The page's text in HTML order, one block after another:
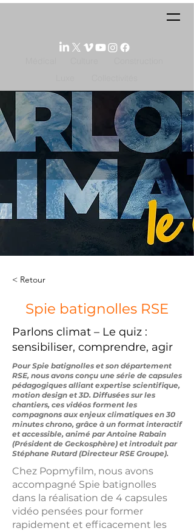
< Retour
Spie batignolles RSE
Parlons climat – Le quiz :
sensibiliser, comprendre, agir
Pour Spie batignolles et son département
RSE, nous avons conçu une série de capsules
pédagogiques alliant expertise scientifique,
motion design et 3D. Diffusées sur les
chantiers, ces vidéos forment les
compagnons aux enjeux climatiques en 30
minutes chrono, grâce à un format interactif
et accessible, animé par Antoine Rabain
(Président de Geckosphère) et introduit par
Stéphane Rutard (Directeur RSE Groupe).
Chez Popmyfilm, nous avons
accompagné Spie batignolles
dans la réalisation de 4 capsules
vidéo pensées pour former
rapidement et efficacement les